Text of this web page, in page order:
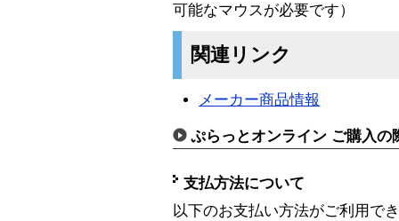
可能なマウスが必要です）
関連リンク
メーカー商品情報
ぷらっとオンライン ご購入の
支払方法について
以下のお支払い方法がご利用で